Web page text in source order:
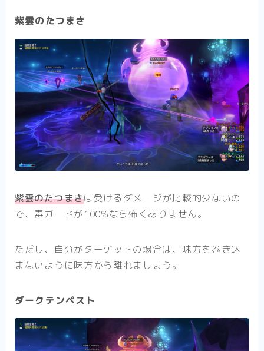
紫雲のたつまき
紫雲のたつまきは受けるダメージが比較的少ないの
で、毒ガードが100%なら怖くありません。
ただし、自分がターゲットの場合は、味方を巻き込
まないように味方から離れましょう。
ダークテンペスト